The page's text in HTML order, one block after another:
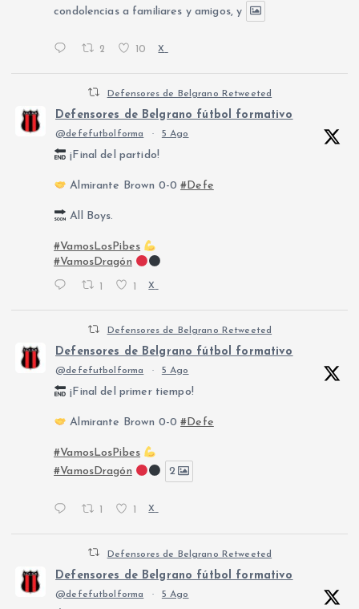
condolencias a familiares y amigos, y
2 10 X
Defensores de Belgrano Retweeted
Defensores de Belgrano fútbol formativo
@defefutbolforma · 5 Ago
¡Final del partido!
Almirante Brown 0-0#Defe
All Boys.
#VamosLosPibes
#VamosDragón
1 1 X
Defensores de Belgrano Retweeted
Defensores de Belgrano fútbol formativo
@defefutbolforma · 5 Ago
¡Final del primer tiempo!
Almirante Brown 0-0#Defe
#VamosLosPibes
#VamosDragón
2
1 1 X
Defensores de Belgrano Retweeted
Defensores de Belgrano fútbol formativo
@defefutbolforma · 5 Ago